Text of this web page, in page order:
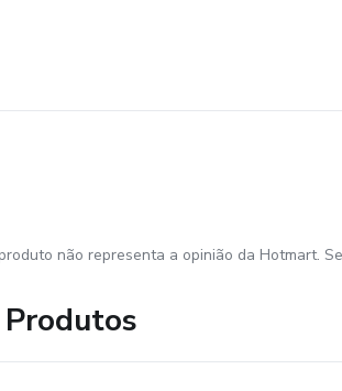
não representa a opinião da Hotmart.